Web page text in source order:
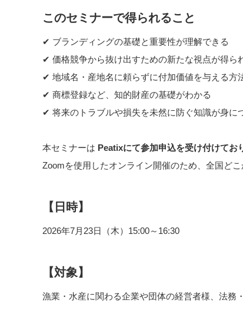
このセミナーで得られること
✔ ブランディングの基礎と重要性が理解できる
✔ 価格競争から抜け出すための新たな視点が得ら
✔ 地域名・産地名に頼らずに付加価値を与える方
✔ 商標登録など、知的財産の基礎がわかる
✔ 将来のトラブルや損失を未然に防ぐ知識が身に
本セミナーは Peatixにて参加申込を受け付けてお
Zoomを使用したオンライン開催のため、全国どこ
【日時】
2026年7月23日（木）15:00～16:30
【対象】
漁業・水産に関わる企業や団体の経営者様、法務